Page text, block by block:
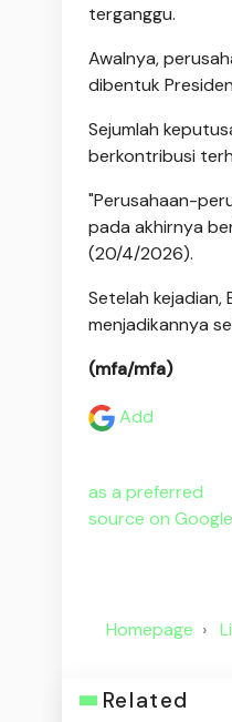
terganggu.
Awalnya,
dibentuk
Sejumlah
berkontribusi
"Perusahaan-
pada akhirnya
(20/4/2026).
Setelah kejadian,
menjadikannya
(mfa/mfa)
Add
as a preferred
source on Google
Homepage
Related